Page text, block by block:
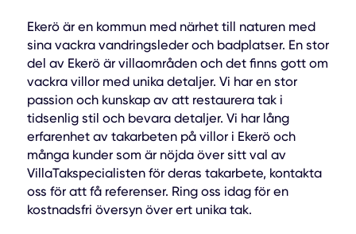
Ekerö är en kommun med närhet till naturen med
sina vackra vandringsleder och badplatser. En stor
del av Ekerö är villaområden och det finns gott om
vackra villor med unika detaljer. Vi har en stor
passion och kunskap av att restaurera tak i
tidsenlig stil och bevara detaljer. Vi har lång
erfarenhet av takarbeten på villor i Ekerö och
många kunder som är nöjda över sitt val av
VillaTakspecialisten för deras takarbete, kontakta
oss för att få referenser. Ring oss idag för en
kostnadsfri översyn över ert unika tak.